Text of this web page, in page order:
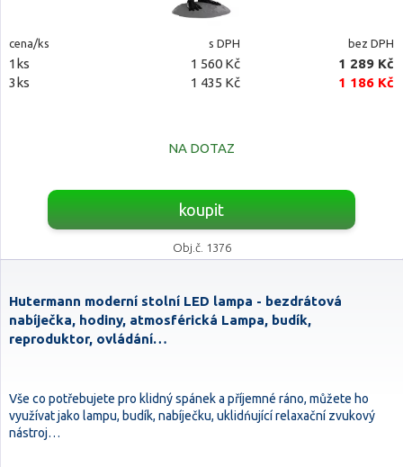
cena/ks s DPH bez DPH
1ks 1 560 Kč
1 289 Kč
3ks
1 435 Kč 1 186 Kč
NA DOTAZ
koupit
Obj.č. 1376
Hutermann moderní stolní LED lampa - bezdrátová
nabíječka, hodiny, atmosférická Lampa, budík,
reproduktor, ovládání…
Vše co potřebujete pro klidný spánek a příjemné ráno, můžete ho
využívat jako lampu, budík, nabíječku, uklidńující relaxační zvukový
nástroj…